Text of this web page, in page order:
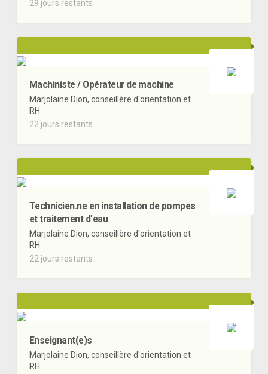
29 jours restants
Machiniste / Opérateur de machine
Marjolaine Dion, conseillère d'orientation et
RH
22 jours restants
Technicien.ne en installation de pompes
et traitement d'eau
Marjolaine Dion, conseillère d'orientation et
RH
22 jours restants
Enseignant(e)s
Marjolaine Dion, conseillère d'orientation et
RH